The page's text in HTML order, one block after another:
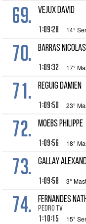
69. VEJUX David
1:09:28 14°
70. BARRAS Nicolas
1:09:32 17°
71. REGUIG Damien
1:09:50 23°
72. MOEBS Philippe
1:09:56 18°
73. GALLAY
1:09:58 3°
74. FERNANDES
Pedro TV
1:10:15 15°